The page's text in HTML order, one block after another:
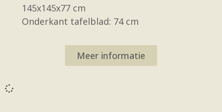
145x145x77 cm
Onderkant tafelblad: 74 cm
Meer informatie